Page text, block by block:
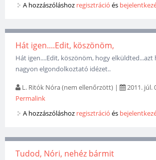
A hozzászóláshoz regisztráció és
Hát igen....Edit, köszönöm,
Hát igen....Edit, köszönöm, hogy elküldted...azt
nagyon elgondolkoztató idézet..
L. Ritók Nóra (nem ellenőrzött) | 2011. júl.
Permalink
A hozzászóláshoz regisztráció és
Tudod, Nóri, nehéz bármit